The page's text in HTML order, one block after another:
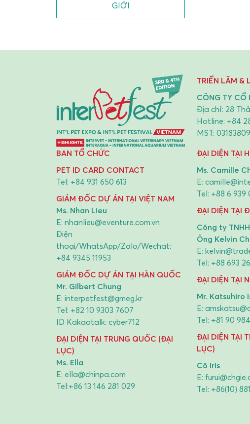
GIỚI
TRIỂN LÃM &
CÔNG TY CỔ
Địa chỉ: 28
Hotline: +84
MST:
BAN TỔ CHỨC
PET ID CARD CONTACT
Tel: +84 931 650 613
GIÁM ĐỐC DỰ ÁN TẠI VIỆT NAM
Ms. Nhan Lieu
E: nhanlieu@eventure.com.vn
Điện
thoại/WhatsApp/Zalo/Wechat:
+84 9345 11953
GIÁM ĐỐC DỰ ÁN TẠI HÀN QUỐC
Mr. Gilbert Chung
E: interpetfest@gmeg.kr
Tel: +82 10 9303 7607
ID Kakaotalk: cyber712
ĐẠI DIỆN TẠI TRUNG QUỐC (ĐẠI
LỤC)
Ms. Ella
E: ella@chinpa.com
Tel:+86 13 146 281 029
ĐẠI DIỆN TẠI
Ms. Camille
E:
Tel: +88 6 939
ĐẠI DIỆN TẠI
Công ty
Ông Kelvin
E:
Tel: +88 693
ĐẠI DIỆN TẠI
Mr. Katsuhiro
E:
Tel: +81 90
ĐẠI DIỆN TẠI
LỤC)
Cô Iris
E:
Tel: +86(10)